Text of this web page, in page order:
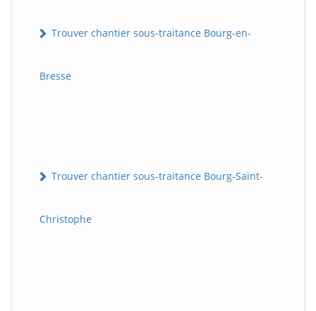
Trouver chantier sous-traitance Bourg-en-
Bresse
Trouver chantier sous-traitance Bourg-Saint-
Christophe